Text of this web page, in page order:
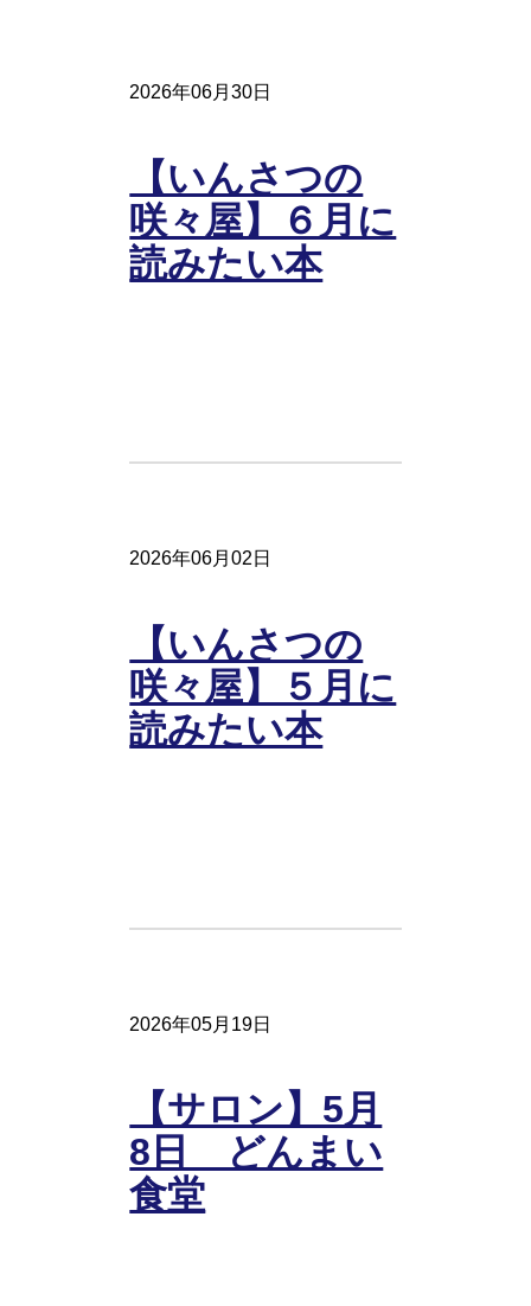
2026年06月30日
【いんさつの
咲々屋】６月に
読みたい本
2026年06月02日
【いんさつの
咲々屋】５月に
読みたい本
2026年05月19日
【サロン】5月
8日 どんまい
食堂